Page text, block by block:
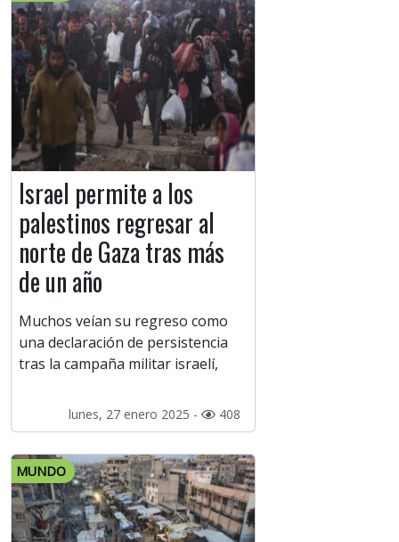
Israel permite a los
palestinos regresar al
norte de Gaza tras más
de un año
Muchos veían su regreso como
una declaración de persistencia
tras la campaña militar israelí,
lunes, 27 enero 2025 - 408
MUNDO